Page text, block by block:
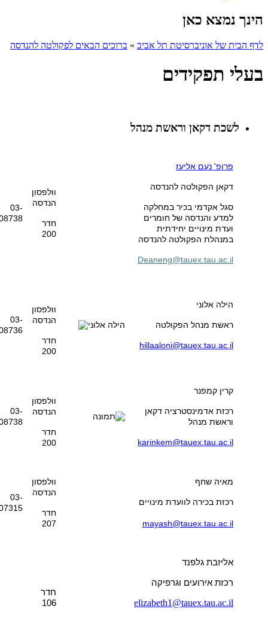
הינך נמצא כאן
לדף הבית של אוניברסיטת תל אביב » ברוכים הבאים לפקולטה להנדסה
בעלי תפקידים
לשכת דקאן וראשת מנהל
פרופ' נעם אליעז
דקאן הפקולטה להנדסה
סגל אקדמי בכיר במחלקה
למדע והנדסה של חומרים
ועדת מינויים יחידתית
במנהלת הפקולטה להנדסה
Deaneng@tauex.tau.ac.il
וולפסון
הנדסה
חדר
200
03-
הילה אלוני
ראשת מנהל הפקולטה
hillaaloni@tauex.tau.ac.il
וולפסון
הנדסה
חדר
200
03-
קרין קמפנר
רכזת אדמינסטרציה דקאן
וראשת מנהל
karinkem@tauex.tau.ac.il
וולפסון
הנדסה
חדר
200
03-
מאיה שחף
רכזת בכירה לוועדת מינויים
mayash@tauex.tau.ac.il
וולפסון
הנדסה
חדר
207
03-
אליזבת גלפנד
רכזת אירועים וגרפיקה
elizabeth1@tauex.tau.ac.il
חדר
106